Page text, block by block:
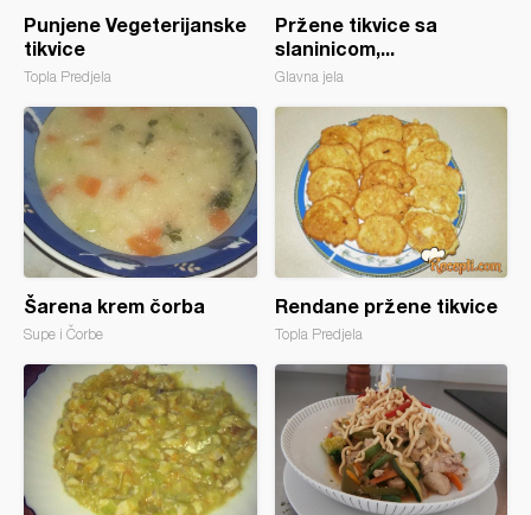
Punjene Vegeterijanske
tikvice
Topla Predjela
Pržene tikvice sa
slaninicom,...
Glavna jela
Šarena krem čorba
Supe i Čorbe
Rendane pržene tikvice
Topla Predjela